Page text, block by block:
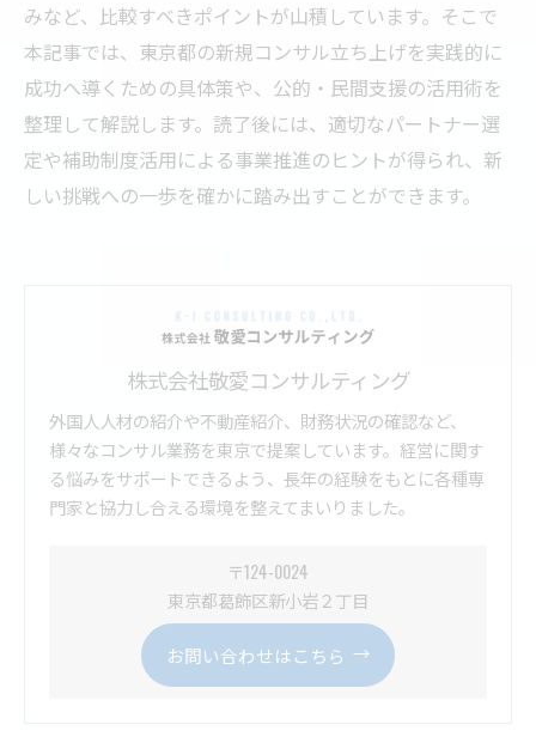
みなど、比較すべきポイントが山積しています。そこで
本記事では、東京都の新規コンサル立ち上げを実践的に
成功へ導くための具体策や、公的・民間支援の活用術を
整理して解説します。読了後には、適切なパートナー選
定や補助制度活用による事業推進のヒントが得られ、新
しい挑戦への一歩を確かに踏み出すことができます。
株式会社敬愛コンサルティング
外国人人材の紹介や不動産紹介、財務状況の確認など、
様々なコンサル業務を東京で提案しています。経営に関す
る悩みをサポートできるよう、長年の経験をもとに各種専
門家と協力し合える環境を整えてまいりました。
〒124-0024
東京都葛飾区新小岩２丁目
お問い合わせはこちら